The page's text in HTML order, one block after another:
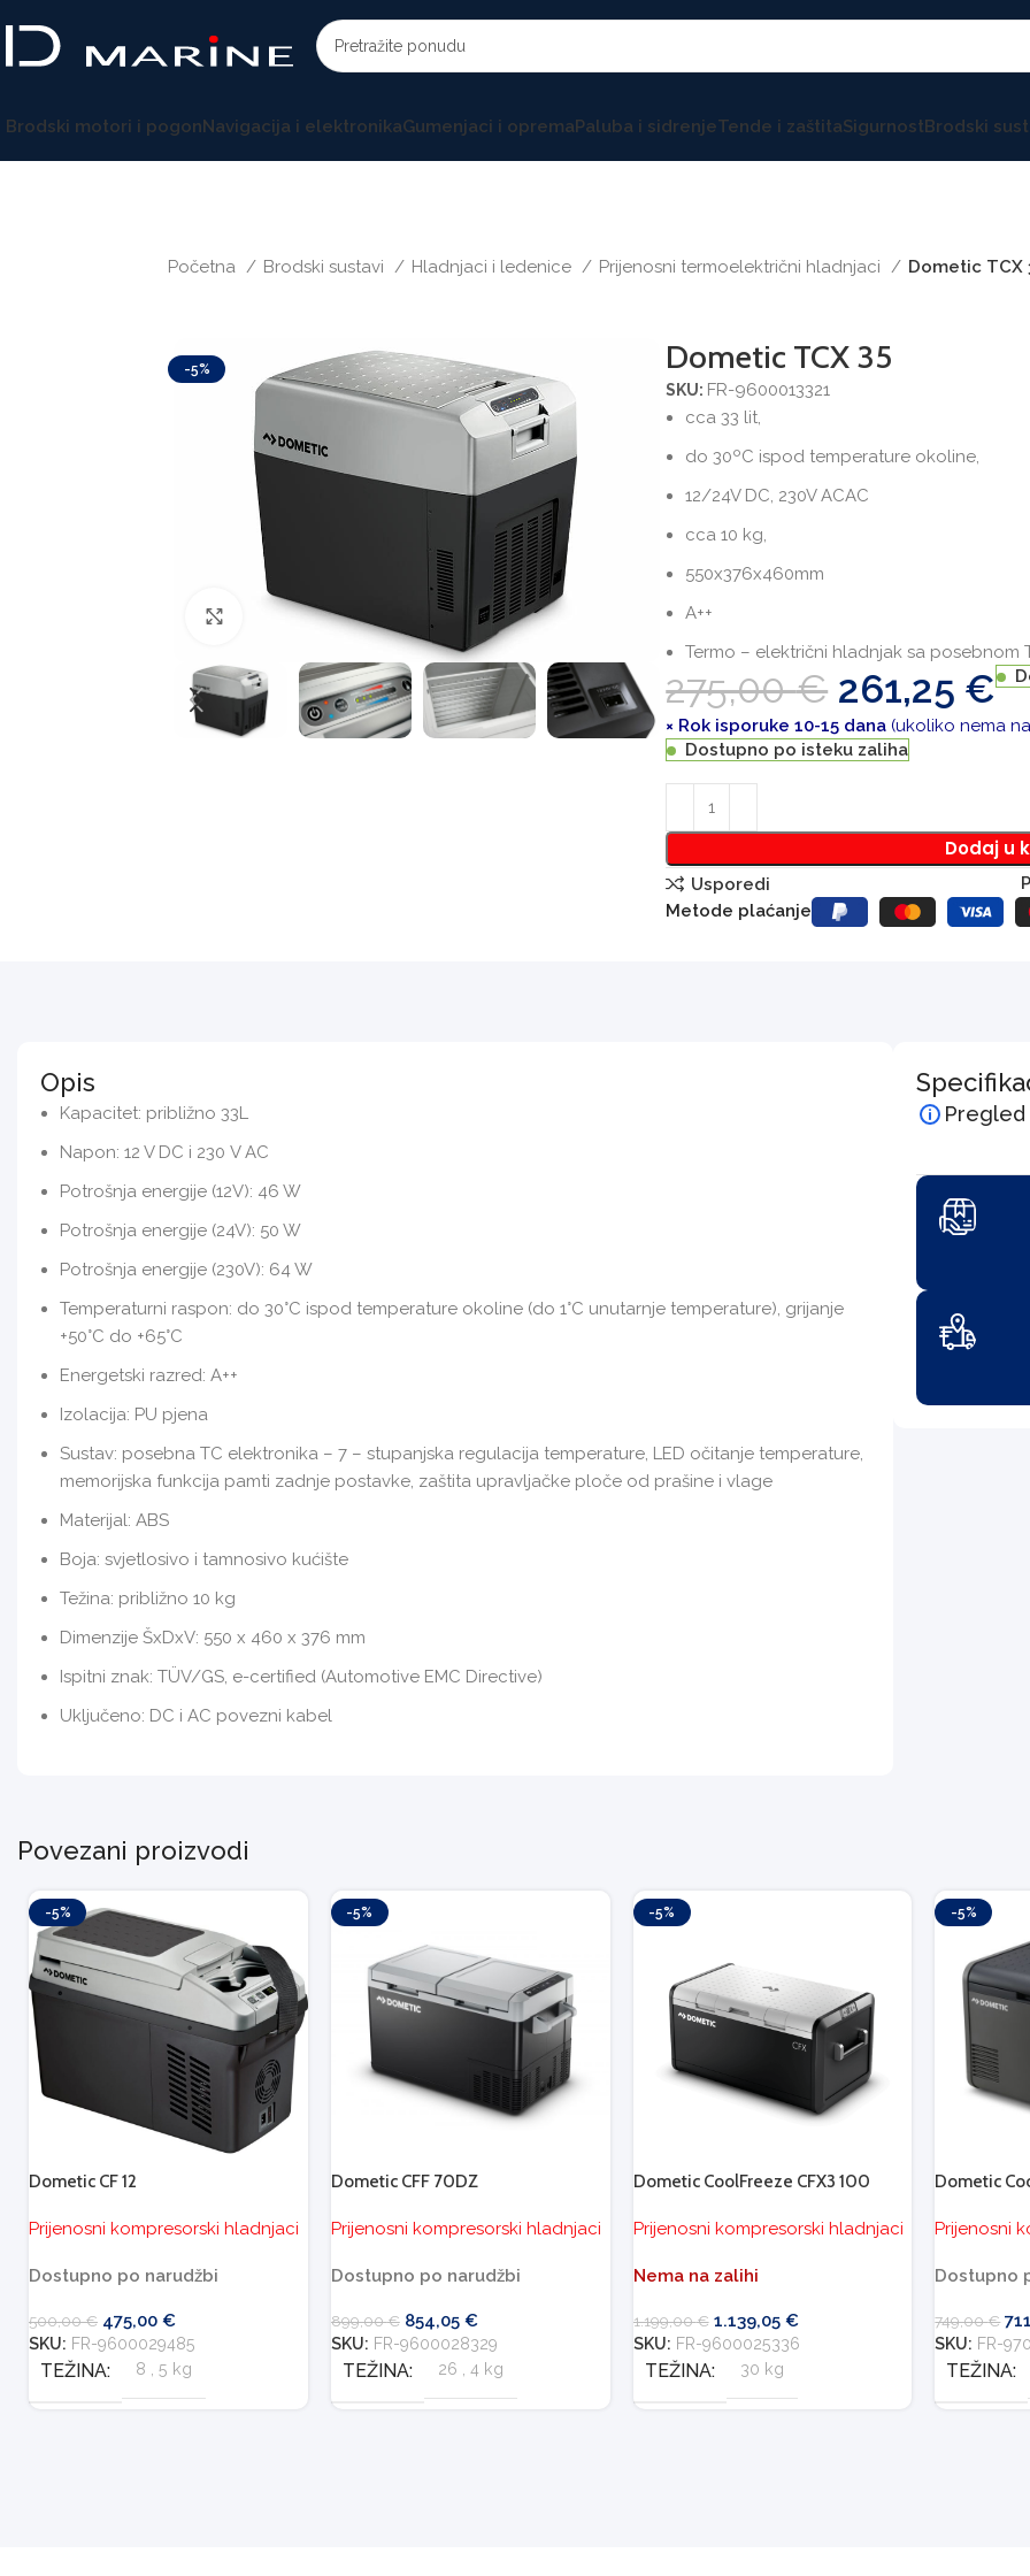
Brodski motori i pogonNavigacija i elektronikaGumenjaci i opremaPaluba i sidrenjeTende i zaštitaSigurnostBrodski
Početna Brodski sustavi Hladnjaci i ledenice Prijenosni termoelektrični hladnjaci Dometic TCX
-5%
Povećajte sliku
Dometic TCX 35
SKU: FR-9600013321
cca 33 lit,
do 30ºC ispod temperature okoline,
12/24V DC, 230V ACAC
cca 10 kg,
550x376x460mm
A++
Termo – električni hladnjak sa
275,00€ 261,25 €
× Rok isporuke 10-15 dana (ukoliko nema
Dostupno po isteku zaliha
Dodaj u
Usporedi
Metode plaćanje
Opis
Kapacitet: približno 33L
Napon: 12 V DC i 230 V AC
Potrošnja energije (12V): 46 W
Potrošnja energije (24V): 50 W
Potrošnja energije (230V): 64 W
Temperaturni raspon: do 30°C ispod temperature okoline (do 1°C unutarnje temperature), grijanje
+50°C do +65°C
Energetski razred: A++
Izolacija: PU pjena
Sustav: posebna TC elektronika – 7 – stupanjska regulacija temperature, LED očitanje temperature,
memorijska funkcija pamti zadnje postavke, zaštita upravljačke ploče od prašine i vlage
Materijal: ABS
Boja: svjetlosivo i tamnosivo kućište
Težina: približno 10 kg
Dimenzije ŠxDxV: 550 x 460 x 376 mm
Ispitni znak: TÜV/GS, e-certified (Automotive EMC Directive)
Uključeno: DC i AC povezni kabel
Pregled
Povezani proizvodi
-5%
Dometic CF 12
Prijenosni kompresorski hladnjaci
Dostupno po narudžbi
500,00€ 475,00 €
SKU: FR-9600029485
TEŽINA 8 5 kg
-5%
Dometic CFF 70DZ
Prijenosni kompresorski hladnjaci
Dostupno po narudžbi
899,00€ 854,05 €
SKU: FR-9600028329
TEŽINA 26 4 kg
-5%
Dometic CoolFreeze CFX3 100
Prijenosni kompresorski hladnjaci
Nema na zalihi
1.199,00€ 1.139,05 €
SKU: FR-9600025336
TEŽINA 30 kg
-5%
Dometic
Prijenosni
Dostupno
749,00€
SKU: FR-
TEŽINA